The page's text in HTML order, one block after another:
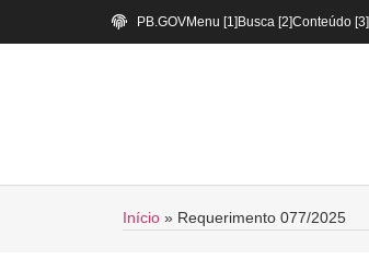
PB.GOVMenu [1] Busca [2]Conteúdo [3]
Início » Requerimento 077/2025